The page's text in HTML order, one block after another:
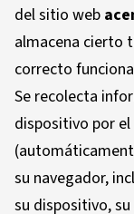
del sitio web
almacena cierto
correcto
Se recolecta
dispositivo por
su navegador,
su dispositivo,